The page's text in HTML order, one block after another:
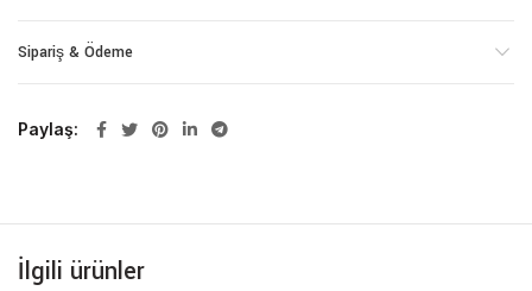
Sipariş & Ödeme
Paylaş
İlgili ürünler